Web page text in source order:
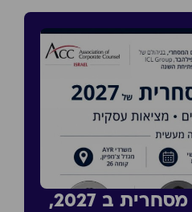
סדנה: העסקה מסחרית ב 2027,